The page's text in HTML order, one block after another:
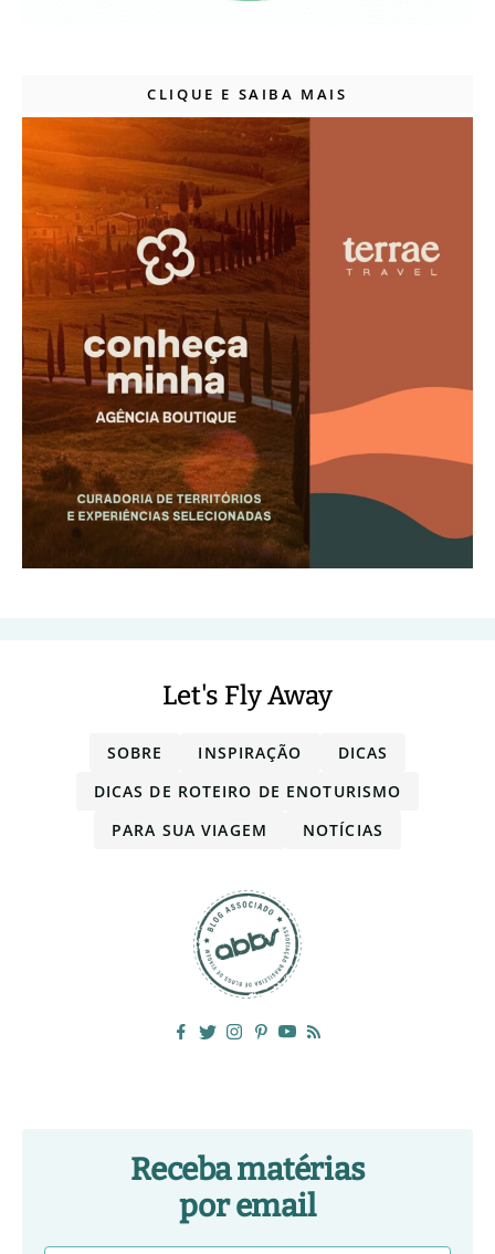
CLIQUE E SAIBA MAIS
Let's Fly Away
SOBRE INSPIRAÇÃO
DICAS
DICAS DE ROTEIRO DE ENOTURISMO
PARA SUA VIAGEM
NOTÍCIAS
Receba matérias
por email